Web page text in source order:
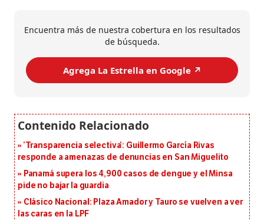
Encuentra más de nuestra cobertura en los resultados
de búsqueda.
Agrega La Estrella en Google ↗️
‘Transparencia selectiva’: Guillermo García Rivas
responde a amenazas de denuncias en San Miguelito
Panamá supera los 4,900 casos de dengue y el Minsa
pide no bajar la guardia
Clásico Nacional: Plaza Amador y Tauro se vuelven a ver
las caras en la LPF